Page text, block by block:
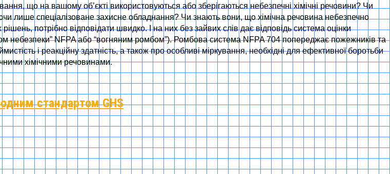
що на вашому об’єкті використовуються або зберігаються небезпечні хімічні речовини? Чи
лише спеціалізоване захисне обладнання? Чи знають вони, що хімічна речовина небезпечно
потрібно відповідати швидко. І на них без зайвих слів дає відповідь система оцінки
небезпеки” NFPA або “вогняним ромбом”). Ромбова система NFPA 704 попереджає пожежників та
і реакційну здатність, а також про особливі міркування, необхідні для ефективної боротьби
хімічними речовинами.
стандартом GHS